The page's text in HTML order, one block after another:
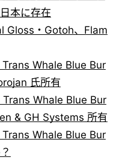
本に存在
Gloss・Gotoh、Flam
Whale Blue Bur
氏所有
Whale Blue Bur
& GH Systems 所有
Whale Blue Bur